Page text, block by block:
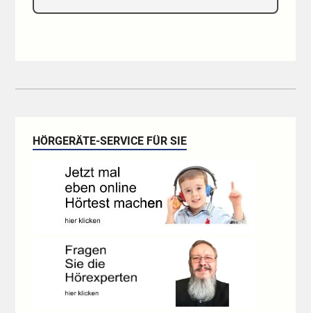
HÖRGERÄTE-SERVICE FÜR SIE